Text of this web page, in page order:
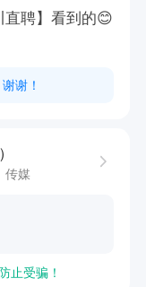
聘】看到的😊
谢！
传媒
止受骗！